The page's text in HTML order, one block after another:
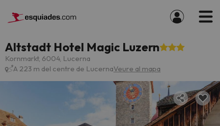
Altstadt Hotel Magic Luzern
Kornmarkt, 6004, Lucerna
A 223 m del centre de LucernaVeure al mapa